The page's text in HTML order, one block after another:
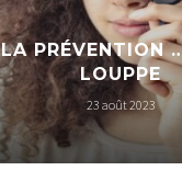
LA PRÉVENTION
LOUPPE
23 août 2023